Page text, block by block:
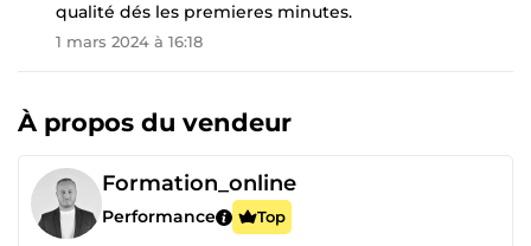
qualité dés les premieres minutes.
1 mars 2024 à 16:18
À propos du vendeur
Formation_online
Performance Top